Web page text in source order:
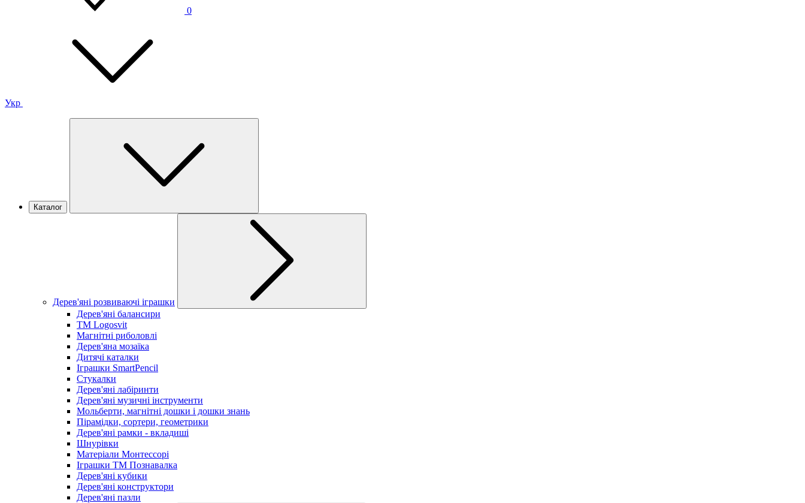
0
Укр
Каталог
Дерев'яні розвиваючі іграшки
Дерев'яні балансири
TM Logosvit
Магнітні риболовлі
Дерев'яна мозаїка
Дитячі каталки
Іграшки SmartPencil
Стукалки
Дерев'яні лабіринти
Дерев'яні музичні інструменти
Мольберти, магнітні дошки і дошки знань
Пірамідки, сортери, геометрики
Дерев'яні рамки - вкладиші
Шнурівки
Матеріали Монтессорі
Іграшки ТМ Познавалка
Дерев'яні кубики
Дерев'яні конструктори
Дерев'яні пазли